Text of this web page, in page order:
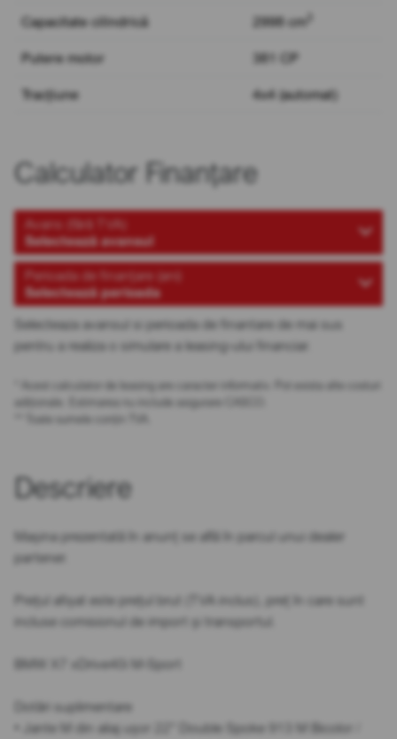
Capacitate cilindrică 2998 cm
Putere motor 381 CP
Tracțiune 4x4 (automat)
Calculator Finanțare
Avans (fără TVA)
Selectează avansul
Perioada de finanțare (ani)
Selectează perioada
Selecteaza avansul si perioada de finantare de mai sus
pentru a realiza o simulare a leasing-ului financiar.
* Acest calculator de leasing are caracter informativ. Pot exista alte costuri
adiționale. Estimarea nu include asigurare CASCO.
** Toate sumele conțin TVA.
Descriere
Mașina prezentată în anunț se află în parcul unui dealer
partener.
Prețul afișat este prețul brut (TVA inclus), preț în care sunt
incluse comisionul de import și transportul.
BMW X7 xDrive40i M-Sport
Dotări suplimentare
• Jante M din aliaj ușor 22” Double Spoke 913 M Bicolor /